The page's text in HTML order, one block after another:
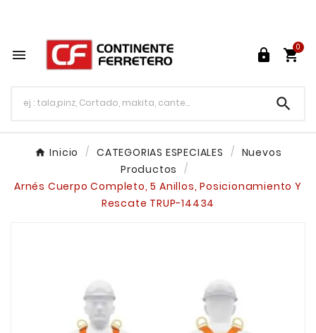
  
0

Inicio CATEGORIAS ESPECIALES
Nuevos
Productos
Arnés Cuerpo Completo, 5 Anillos, Posicionamiento Y
Rescate TRUP-14434